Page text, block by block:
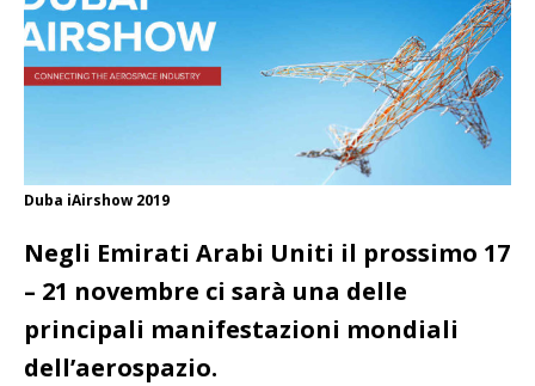
Duba iAirshow 2019
Negli Emirati Arabi Uniti il prossimo 17
– 21 novembre ci sarà una delle
principali manifestazioni mondiali
dell’aerospazio.